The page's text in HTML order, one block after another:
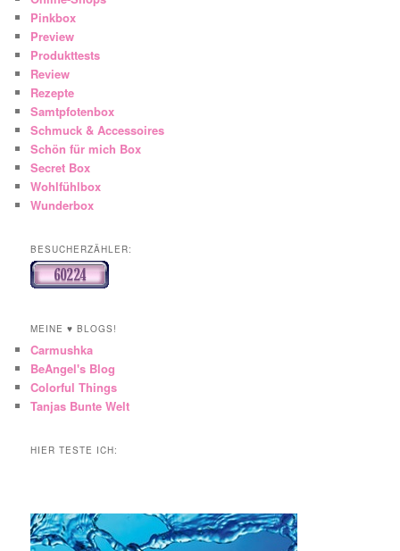
Pinkbox
Preview
Produkttests
Review
Rezepte
Samtpfotenbox
Schmuck & Accessoires
Schön für mich Box
Secret Box
Wohlfühlbox
Wunderbox
BESUCHERZÄHLER:
MEINE ♥ BLOGS!
Carmushka
BeAngel's Blog
Colorful Things
Tanjas Bunte Welt
HIER TESTE ICH: